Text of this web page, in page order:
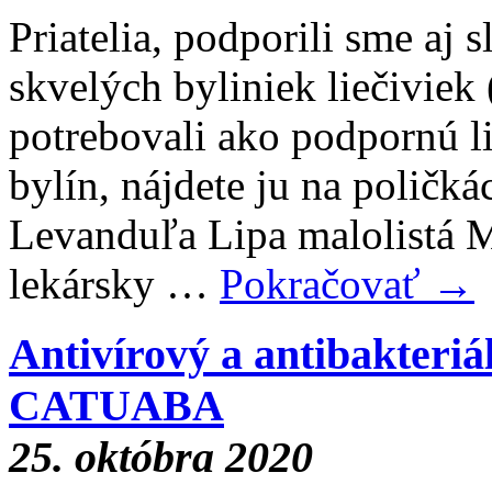
Priatelia, podporili sme aj
skvelých byliniek liečiviek
potrebovali ako podpornú
bylín, nájdete ju na
Levanduľa Lipa malolistá
lekársky … Pokračovať →
Antivírový a
CATUABA
25. októbra 2020